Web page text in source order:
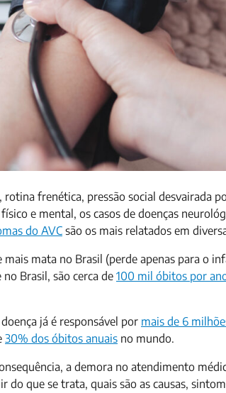
frenética, pressão social desvairada
e mental, os casos de doenças
do AVCsão os mais relatados em
mata no Brasil (perde apenas para o
Brasil, são cerca de 100 mil óbitos por
já é responsável por mais de 6
30% dos óbitos anuais no mundo.
a demora no atendimento
do que se trata, quais são as causas,